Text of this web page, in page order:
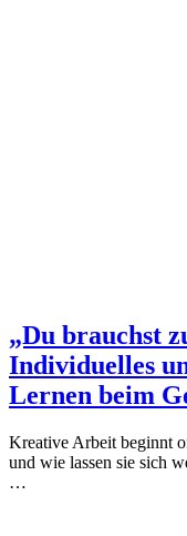
„Du brauchst
Individuelles
Lernen beim
Kreative Arbeit beginnt
und wie lassen sie sich
…